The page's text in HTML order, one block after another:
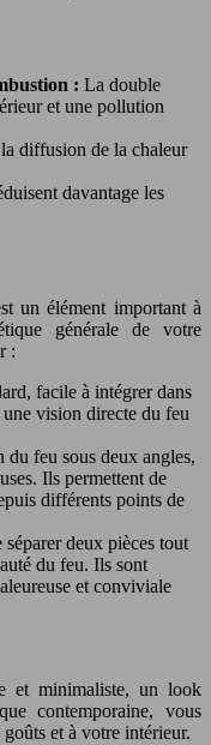
: La double
et une pollution
diffusion de la chaleur
davantage les
un élément important à
générale de votre
:
facile à intégrer dans
vision directe du feu
feu sous deux angles,
Ils permettent de
différents points de
séparer deux pièces tout
du feu. Ils sont
et conviviale
et minimaliste, un look
contemporaine, vous
et à votre intérieur.